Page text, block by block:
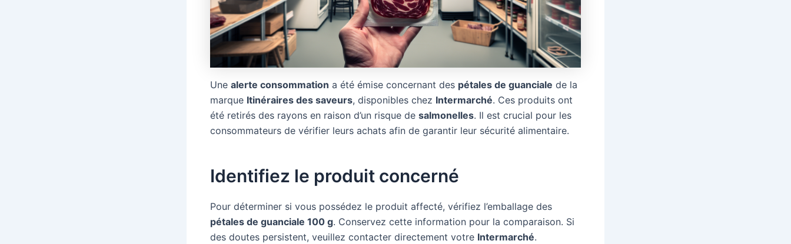
Une alerte consommation a été émise concernant des pétales de guanciale de la
marque Itinéraires des saveurs, disponibles chez Intermarché. Ces produits ont
été retirés des rayons en raison d’un risque de salmonelles. Il est crucial pour les
consommateurs de vérifier leurs achats afin de garantir leur sécurité alimentaire.
Identifiez le produit concerné
Pour déterminer si vous possédez le produit affecté, vérifiez l’emballage des
pétales de guanciale 100 g. Conservez cette information pour la comparaison. Si
des doutes persistent, veuillez contacter directement votre Intermarché.